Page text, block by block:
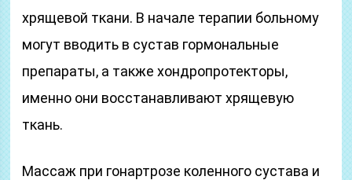
хрящевой ткани. В начале терапии больному
могут вводить в сустав гормональные
препараты, а также хондропротекторы,
именно они восстанавливают хрящевую
ткань.
Массаж при гонартрозе коленного сустава и